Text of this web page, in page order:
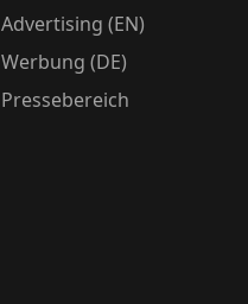
Advertising (EN)
Werbung (DE)
Pressebereich